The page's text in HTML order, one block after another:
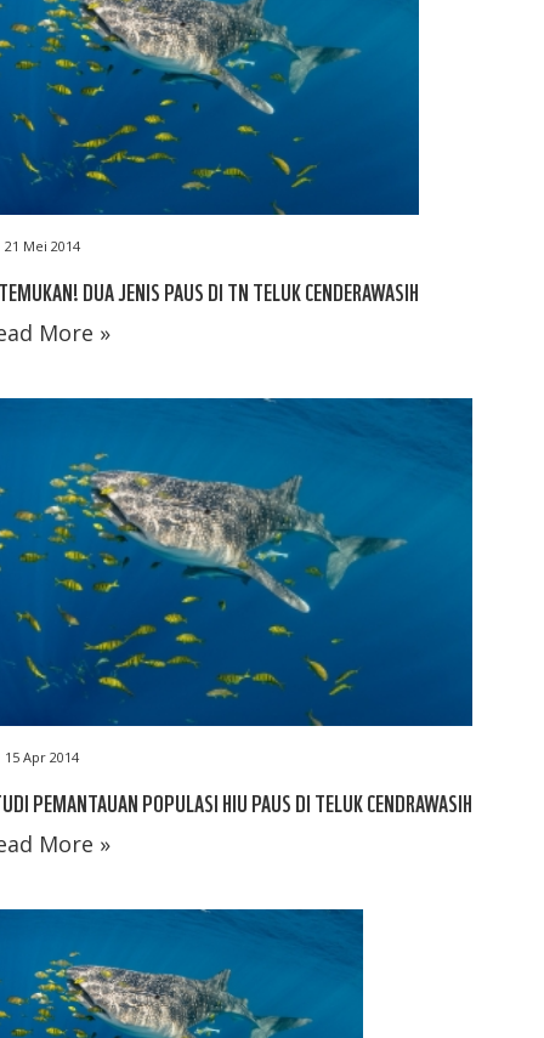
21 Mei 2014
DUA JENIS PAUS DI TN TELUK CENDERAWASIH
More »
15 Apr 2014
PEMANTAUAN POPULASI HIU PAUS DI TELUK CENDRAWASIH
More »